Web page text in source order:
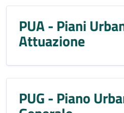
PUA - Piani
Attuazione
PUG - Piano